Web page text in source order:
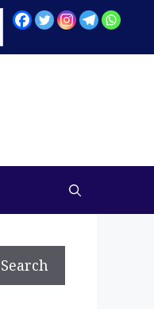
Search